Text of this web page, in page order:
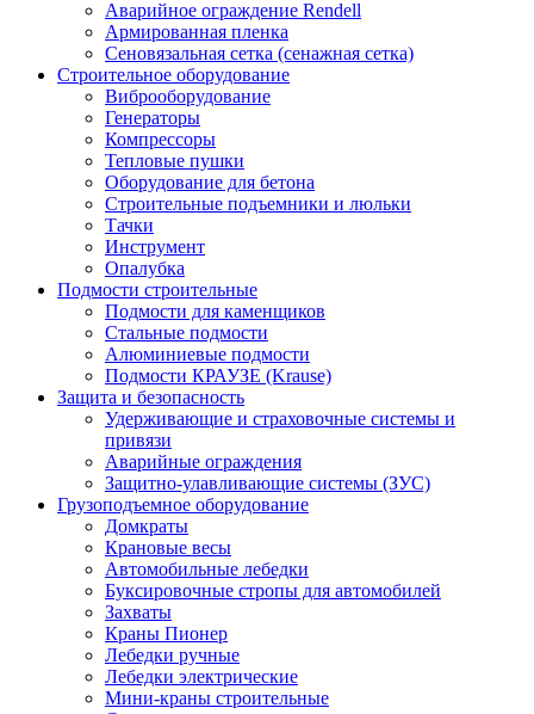
Аварийное ограждение Rendell
Армированная пленка
Сеновязальная сетка (сенажная сетка)
Строительное оборудование
Виброоборудование
Генераторы
Компрессоры
Тепловые пушки
Оборудование для бетона
Строительные подъемники и люльки
Тачки
Инструмент
Опалубка
Подмости строительные
Подмости для каменщиков
Стальные подмости
Алюминиевые подмости
Подмости КРАУЗЕ (Krause)
Защита и безопасность
Удерживающие и страховочные системы и
привязи
Аварийные ограждения
Защитно-улавливающие системы (ЗУС)
Грузоподъемное оборудование
Домкраты
Крановые весы
Автомобильные лебедки
Буксировочные стропы для автомобилей
Захваты
Краны Пионер
Лебедки ручные
Лебедки электрические
Мини-краны строительные